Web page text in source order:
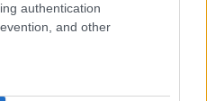
authentication
and other